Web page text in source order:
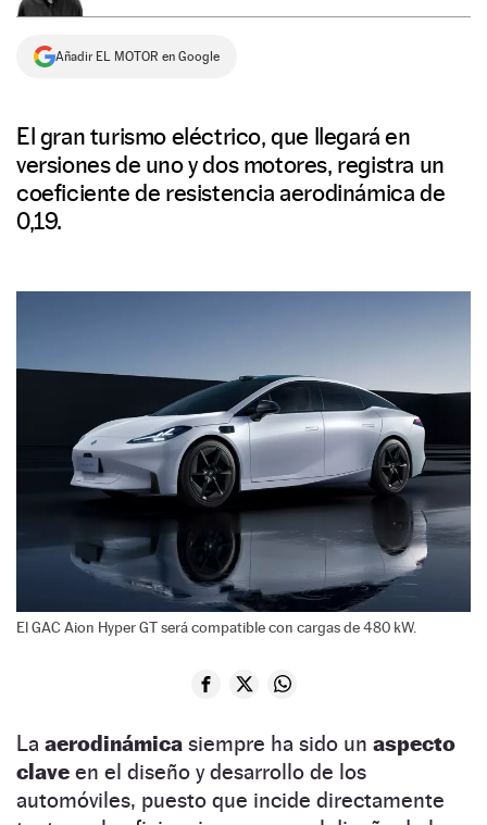
Añadir EL MOTOR en Google
El gran turismo eléctrico, que llegará en
versiones de uno y dos motores, registra un
coeficiente de resistencia aerodinámica de
0,19.
El GAC Aion Hyper GT será compatible con cargas de 480 kW.
La aerodinámica siempre ha sido un aspecto
clave en el diseño y desarrollo de los
automóviles, puesto que incide directamente